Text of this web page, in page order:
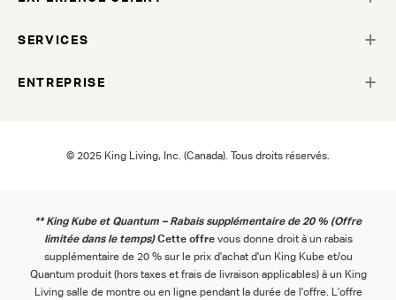
SERVICES
ENTREPRISE
© 2025 King Living, Inc. (Canada). Tous droits réservés.
** King Kube et Quantum – Rabais supplémentaire de 20 % (Offre
limitée dans le temps) Cette offrevous donne droit à un rabais
supplémentaire de 20 % sur le prix d'achat d'un King Kube et/ou
Quantum produit (hors taxes et frais de livraison applicables) à un King
Living salle de montre ou en ligne pendant la durée de l'offre. L'offre